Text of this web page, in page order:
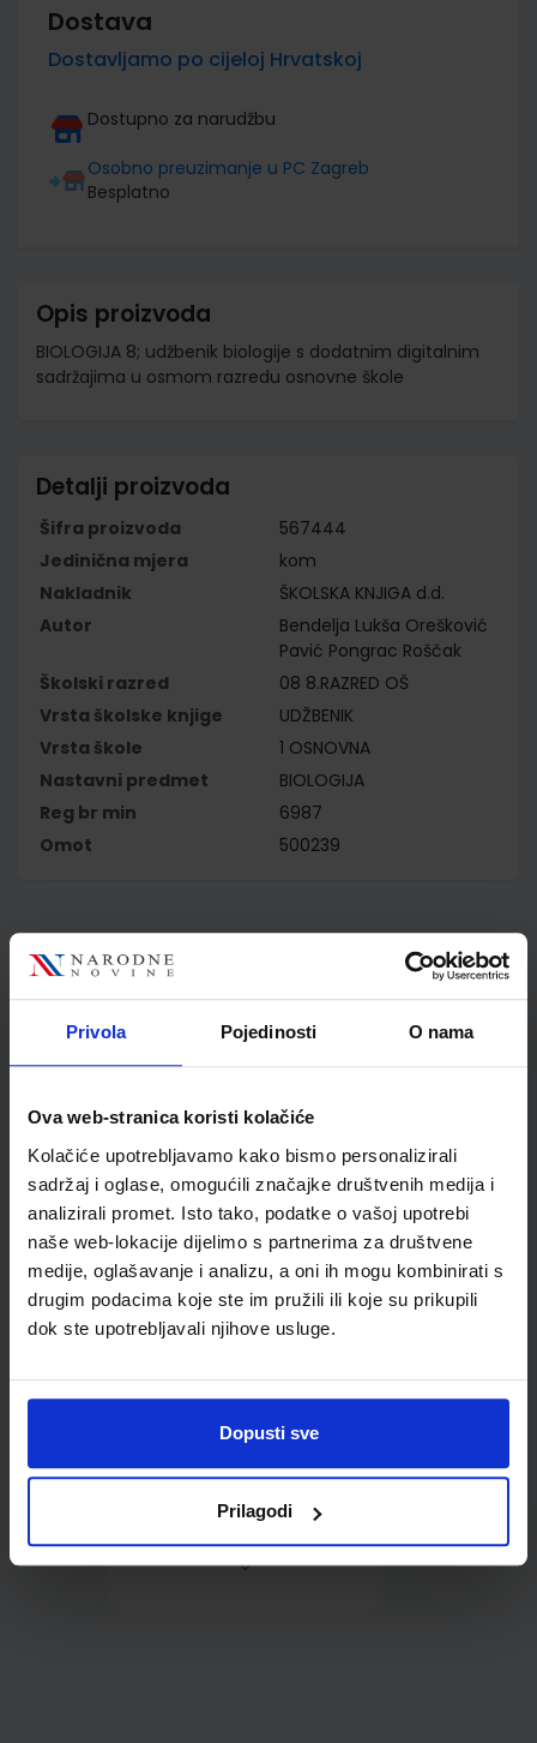
Privola Pojedinosti O nama
Ova web-stranica koristi kolačiće
Kolačiće upotrebljavamo kako bismo personalizirali
sadržaj i oglase, omogućili značajke društvenih medija i
analizirali promet. Isto tako, podatke o vašoj upotrebi
naše web-lokacije dijelimo s partnerima za društvene
medije, oglašavanje i analizu, a oni ih mogu kombinirati s
drugim podacima koje ste im pružili ili koje su prikupili
dok ste upotrebljavali njihove usluge.
Dopusti sve
Prilagodi
Dostava
Dostavljamo po cijeloj Hrvatskoj
Dostupno za narudžbu
Osobno preuzimanje u PC Zagreb
Besplatno
Opis proizvoda
BIOLOGIJA 8; udžbenik biologije s dodatnim digitalnim
sadržajima u osmom razredu osnovne škole
Detalji proizvoda
Šifra proizvoda
567444
Jedinična mjera
kom
Nakladnik
ŠKOLSKA KNJIGA d.d.
Autor
Bendelja Lukša Orešković
Pavić Pongrac Roščak
Školski razred
08 8.RAZRED OŠ
Vrsta školske knjige
UDŽBENIK
Vrsta škole
1 OSNOVNA
Nastavni predmet
BIOLOGIJA
Reg br min
6987
Omot
500239
Kupci najčešće biraju..
Omot PVC za školske
udžbenike; dimenzije
413x287; tip 239
0,85 €